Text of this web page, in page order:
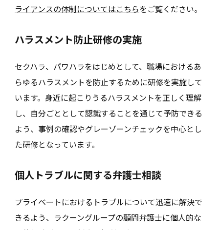
ライアンスの体制についてはこちらをご覧ください。
ハラスメント防止研修の実施
セクハラ、パワハラをはじめとして、職場におけるあ
らゆるハラスメントを防止するために研修を実施して
います。身近に起こりうるハラスメントを正しく理解
し、自分ごととして認識することを通じて予防できる
よう、事例の確認やグレーゾーンチェックを中心とし
た研修となっています。
個人トラブルに関する弁護士相談
プライベートにおけるトラブルについて迅速に解決で
きるよう、ラクーングループの顧問弁護士に個人的な